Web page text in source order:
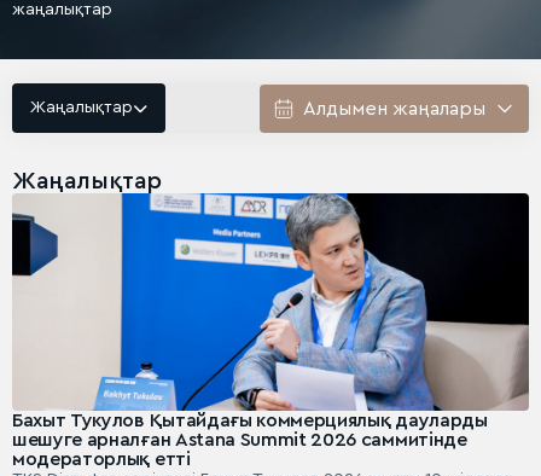
жаңалықтар
Жаңалықтар
Жаңалықтар
Бахыт Тукулов Қытайдағы коммерциялық дауларды
шешуге арналған Astana Summit 2026 саммитінде
модераторлық етті